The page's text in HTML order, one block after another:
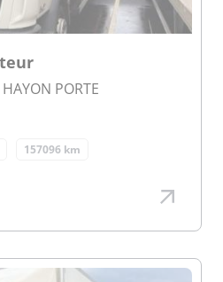
PORTE
157096 km